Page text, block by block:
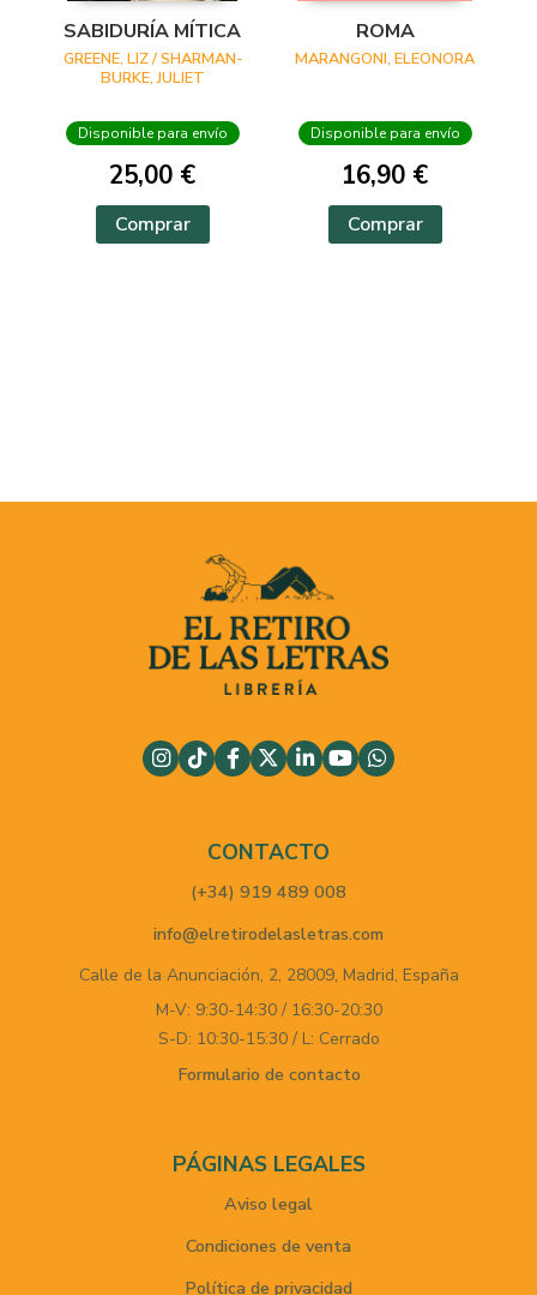
SABIDURÍA MÍTICA
GREENE, LIZ / SHARMAN-
BURKE, JULIET
Disponible para envío
25,00 €
Comprar
ROMA
MARANGONI, ELEONORA
Disponible para envío
16,90 €
Comprar
CONTACTO
(+34) 919 489 008
info@elretirodelasletras.com
Calle de la Anunciación, 2, 28009, Madrid, España
M-V: 9:30-14:30 / 16:30-20:30
S-D: 10:30-15:30 / L: Cerrado
Formulario de contacto
PÁGINAS LEGALES
Aviso legal
Condiciones de venta
Política de privacidad